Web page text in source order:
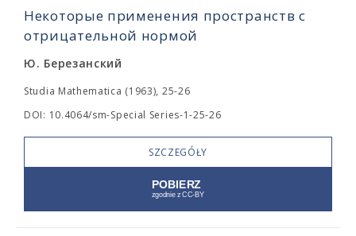
Некоторые применения пространств с
отрицательной нормой
Ю. Березанский
Studia Mathematica (1963), 25-26
DOI: 10.4064/sm-Special Series-1-25-26
SZCZEGÓŁY